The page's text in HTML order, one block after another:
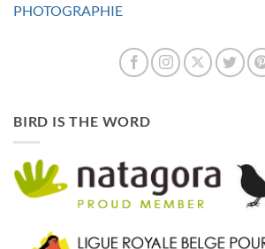
PHOTOGRAPHIE
BIRD IS THE WORD